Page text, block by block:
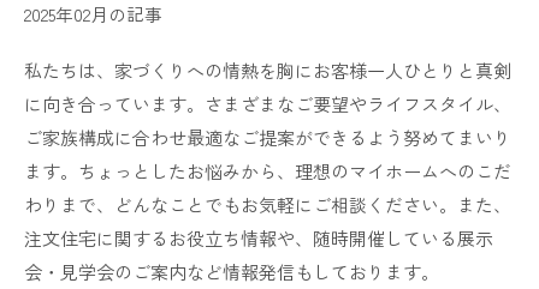
2025年02月の記事
私たちは、家づくりへの情熱を胸にお客様一人ひとりと真剣
に向き合っています。さまざまなご要望やライフスタイル、
ご家族構成に合わせ最適なご提案ができるよう努めてまいり
ます。ちょっとしたお悩みから、理想のマイホームへのこだ
わりまで、どんなことでもお気軽にご相談ください。また、
注文住宅に関するお役立ち情報や、随時開催している展示
会・見学会のご案内など情報発信もしております。